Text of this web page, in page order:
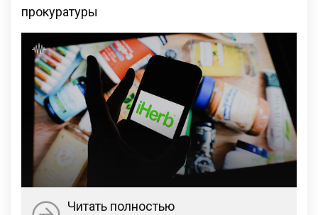
прокуратуры
Читать полностью